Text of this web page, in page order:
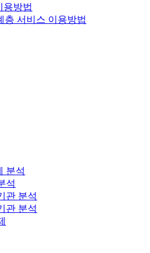
용방법
층 서비스 이용방법
분석
석
관 분석
관 분석